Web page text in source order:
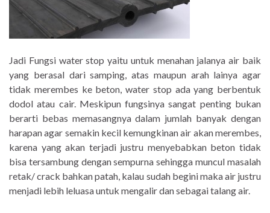
Jadi Fungsi water stop yaitu untuk menahan jalanya air baik
yang berasal dari samping, atas maupun arah lainya agar
tidak merembes ke beton, water stop ada yang berbentuk
dodol atau cair. Meskipun fungsinya sangat penting bukan
berarti bebas memasangnya dalam jumlah banyak dengan
harapan agar semakin kecil kemungkinan air akan merembes,
karena yang akan terjadi justru menyebabkan beton tidak
bisa tersambung dengan sempurna sehingga muncul masalah
retak/ crack bahkan patah, kalau sudah begini maka air justru
menjadi lebih leluasa untuk mengalir dan sebagai talang air.